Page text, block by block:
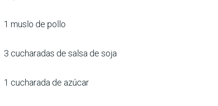
1 muslo de pollo
3 cucharadas de salsa de soja
1 cucharada de azúcar